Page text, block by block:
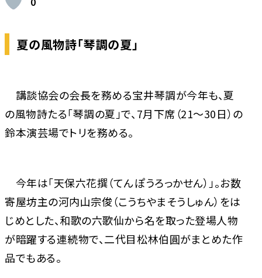
夏の風物詩「琴調の夏」
講談協会の会長を務める宝井琴調が今年も、夏
の風物詩たる「琴調の夏」で、7月下席（21～30日）の
鈴本演芸場でトリを務める。
今年は「天保六花撰（てんぽうろっかせん）」。お数
寄屋坊主の河内山宗俊（こうちやまそうしゅん）をは
じめとした、和歌の六歌仙から名を取った登場人物
が暗躍する連続物で、二代目松林伯圓がまとめた作
品でもある。